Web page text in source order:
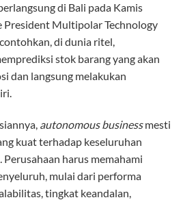
di Bali pada Kamis
President Multipolar Technology
di dunia ritel,
stok barang yang akan
dan langsung melakukan
autonomous businessmesti
kuat terhadap keseluruhan
harus memahami
mulai dari performa
tingkat keandalan,